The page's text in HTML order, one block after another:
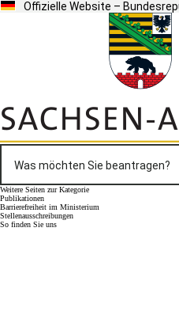
Offizielle Website –
Weitere Seiten zur Kategorie
Publikationen
Barrierefreiheit im Ministerium
Stellenausschreibungen
So finden Sie uns